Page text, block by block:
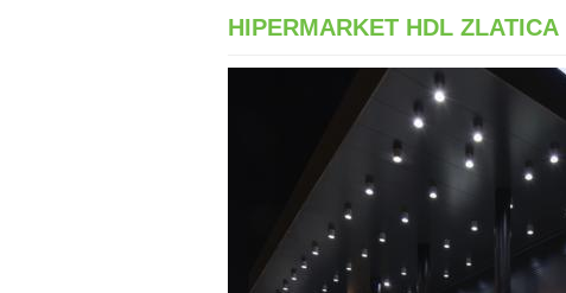
HIPERMARKET HDL ZLATICA